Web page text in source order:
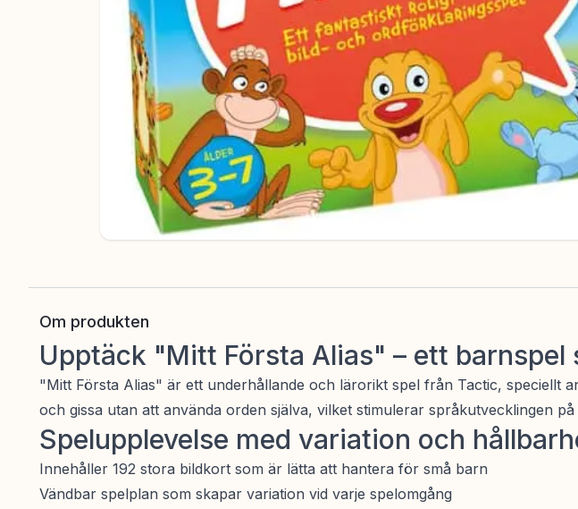
Om produkten
Upptäck "Mitt Första Alias" – ett
"Mitt Första Alias" är ett underhållande och lärorikt spel från Tactic, speciellt
och gissa utan att använda orden själva, vilket stimulerar språkutvecklingen
Spelupplevelse med variation och
Innehåller 192 stora bildkort som är lätta att hantera för små barn
Vändbar spelplan som skapar variation vid varje spelomgång